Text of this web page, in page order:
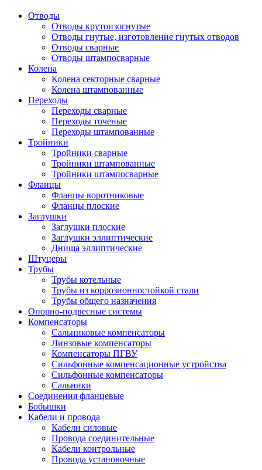
Отводы
Отводы крутоизогнутые
Отводы гнутые, изготовление гнутых отводов
Отводы сварные
Отводы штампосварные
Колена
Колена секторные сварные
Колена штампованные
Переходы
Переходы сварные
Переходы точеные
Переходы штампованные
Тройники
Тройники сварные
Тройники штампованные
Тройники штампосварные
Фланцы
Фланцы воротниковые
Фланцы плоские
Заглушки
Заглушки плоские
Заглушки эллиптические
Днища эллиптические
Штуцеры
Трубы
Трубы котельные
Трубы из коррозионностойкой стали
Трубы общего назначения
Опорно-подвесные системы
Компенсаторы
Сальниковые компенсаторы
Линзовые компенсаторы
Компенсаторы ПГВУ
Сильфонные компенсационные устройства
Сильфонные компенсаторы
Сальники
Соединения фланцевые
Бобышки
Кабели и провода
Кабели силовые
Провода соединительные
Кабели контрольные
Провода установочные